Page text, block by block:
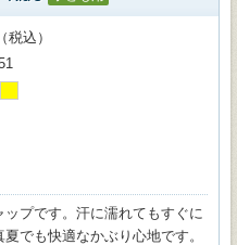
税込）
プです。汗に濡れてもすぐに
でも快適なかぶり心地です。